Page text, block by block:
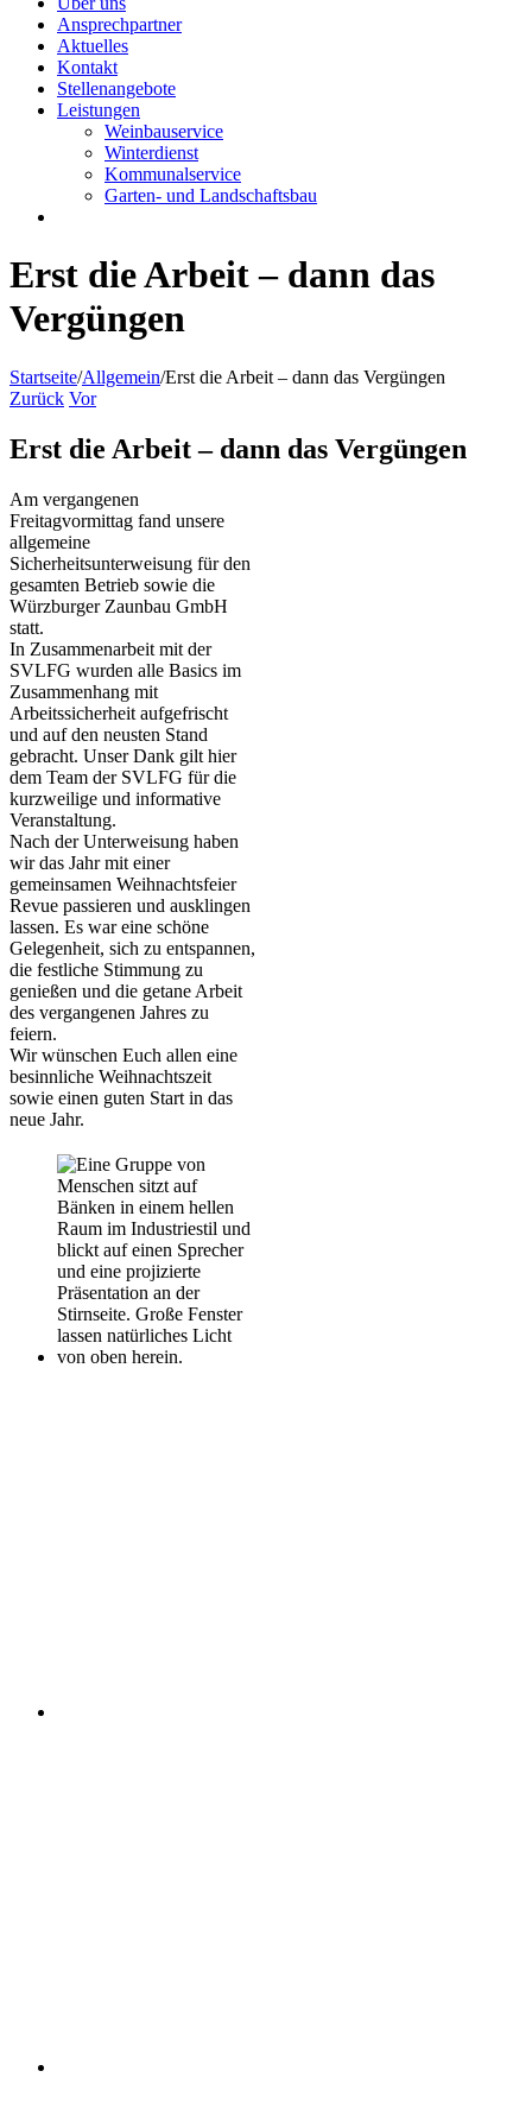
Ansprechpartner
Aktuelles
Kontakt
Stellenangebote
Leistungen
Weinbauservice
Winterdienst
Kommunalservice
Garten- und Landschaftsbau
Erst die Arbeit – dann das
Vergüngen
Startseite/Allgemein/Erst die Arbeit – dann das Vergüngen
Zurück Vor
Erst die Arbeit – dann das Vergüngen
Am vergangenen
Freitagvormittag fand unsere
allgemeine
Sicherheitsunterweisung für den
gesamten Betrieb sowie die
Würzburger Zaunbau GmbH
statt.
In Zusammenarbeit mit der
SVLFG wurden alle Basics im
Zusammenhang mit
Arbeitssicherheit aufgefrischt
und auf den neusten Stand
gebracht. Unser Dank gilt hier
dem Team der SVLFG für die
kurzweilige und informative
Veranstaltung.
Nach der Unterweisung haben
wir das Jahr mit einer
gemeinsamen Weihnachtsfeier
Revue passieren und ausklingen
lassen. Es war eine schöne
Gelegenheit, sich zu entspannen,
die festliche Stimmung zu
genießen und die getane Arbeit
des vergangenen Jahres zu
feiern.
Wir wünschen Euch allen eine
besinnliche Weihnachtszeit
sowie einen guten Start in das
neue Jahr.